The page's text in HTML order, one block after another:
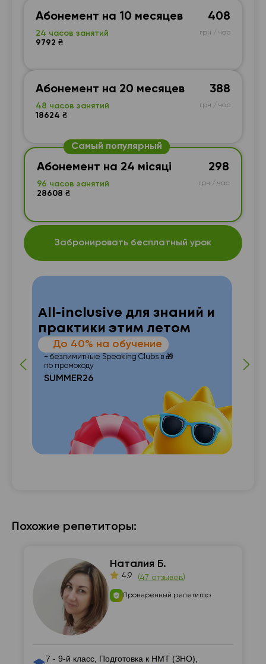
Абонемент на 10 месяцев
24 часов занятий
9792 ₴
408
грн / час
Абонемент на 20 месяцев
48 часов занятий
18624 ₴
388
грн / час
Самый популярный
Абонемент на 24 місяці
96 часов занятий
28608 ₴
298
грн / час
Забронировать бесплатный урок
All-inclusive для знаний и
практики этим летом
До 40% на обучение
+ безлимитные Speaking Clubs в 🎁
по промокоду
SUMMER26
Похожие репетиторы:
Наталия Б.
4.9 (47 отзывов)
Проверенный репетитор
7 - 9-й класс, Подготовка к НМТ (ЗНО),